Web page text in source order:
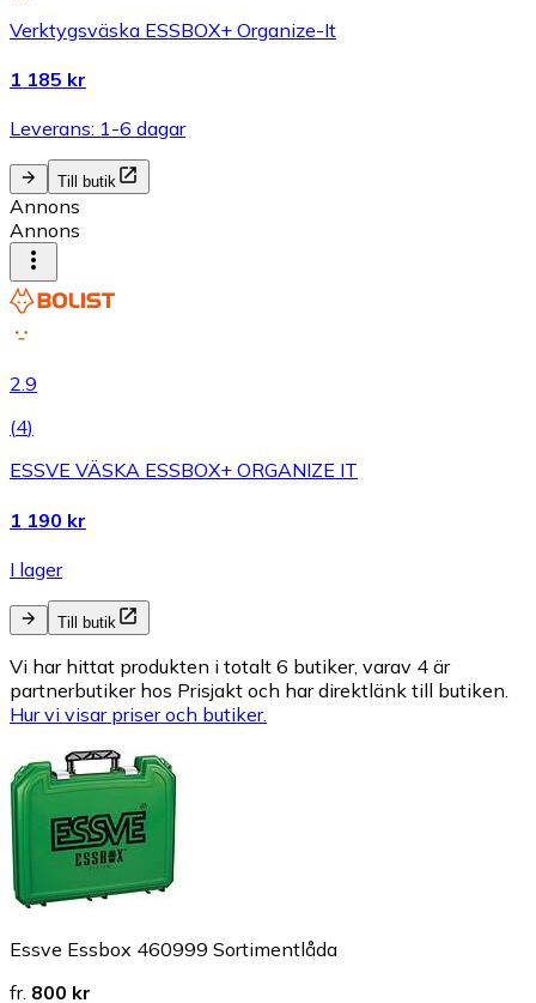
Verktygsväska ESSBOX+ Organize-It
1 185 kr
Leverans: 1-6 dagar
Till butik
Annons
Annons
2.9
(4)
ESSVE VÄSKA ESSBOX+ ORGANIZE IT
1 190 kr
I lager
Till butik
Vi har hittat produkten i totalt 6 butiker, varav 4 är
partnerbutiker hos Prisjakt och har direktlänk till butiken.
Hur vi visar priser och butiker.
Essve Essbox 460999 Sortimentlåda
fr. 800 kr